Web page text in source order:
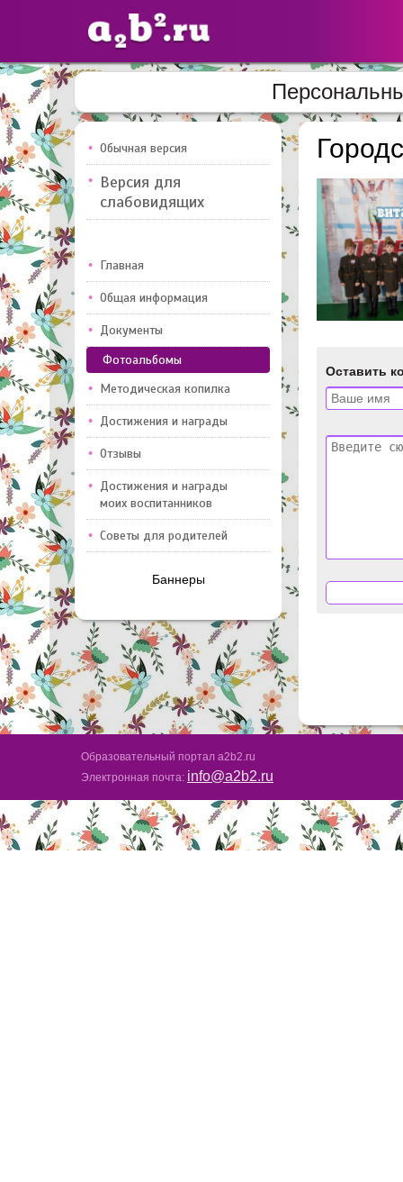
Сайты
педагогов
Добавлено — 10947
Обычная версия
Версия для
слабовидящих
Главная
Общая информация
Документы
Фотоальбомы
Методическая копилка
Достижения и награды
Отзывы
Достижения и награды
моих воспитанников
Советы для родителей
Баннеры
Оставить
Образовательный портал a2b2.ru
Электронная почта: info@a2b2.ru